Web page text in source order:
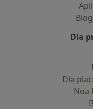
Dla
Dla
Noa